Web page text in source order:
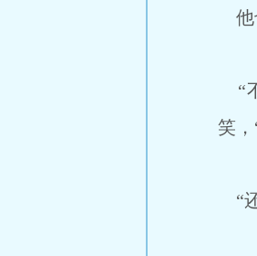
他
“
笑
“